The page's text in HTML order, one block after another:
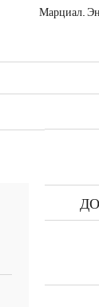
Марциал.